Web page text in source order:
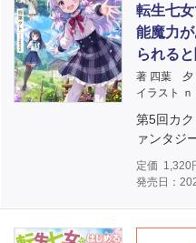
転生七
能魔力
られる
著 四葉 夕
イラスト ｎ
第5回カ
ァンタジ
定価 1,320
発売日：